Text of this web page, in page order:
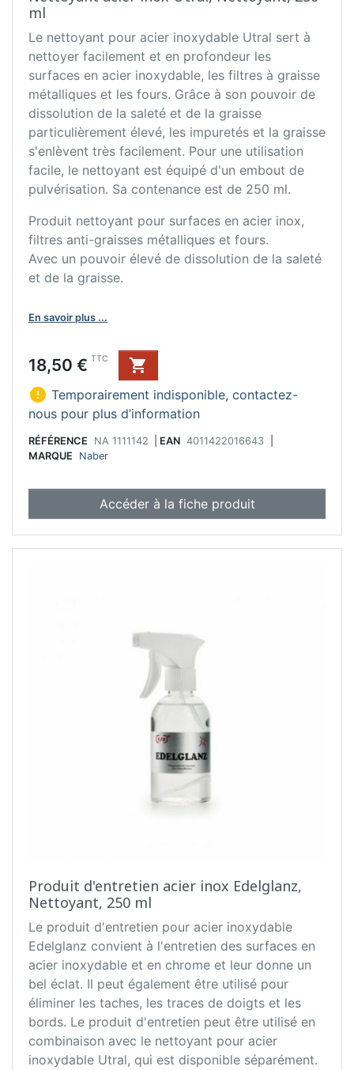
ml
Le nettoyant pour acier inoxydable Utral sert à
nettoyer facilement et en profondeur les
surfaces en acier inoxydable, les filtres à graisse
métalliques et les fours. Grâce à son pouvoir de
dissolution de la saleté et de la graisse
particulièrement élevé, les impuretés et la graisse
s'enlèvent très facilement. Pour une utilisation
facile, le nettoyant est équipé d'un embout de
pulvérisation. Sa contenance est de 250 ml.
Produit nettoyant pour surfaces en acier inox,
filtres anti-graisses métalliques et fours.
Avec un pouvoir élevé de dissolution de la saleté
et de la graisse.
En savoir plus ...
Prix
18,50 € TTC

 Temporairement indisponible, contactez-
nous pour plus d’information
RÉFÉRENCE NA 1111142 EAN 4011422016643
MARQUE
Naber
Accéder à la fiche produit
Produit d'entretien acier inox Edelglanz,
Nettoyant, 250 ml
Le produit d'entretien pour acier inoxydable
Edelglanz convient à l'entretien des surfaces en
acier inoxydable et en chrome et leur donne un
bel éclat. Il peut également être utilisé pour
éliminer les taches, les traces de doigts et les
bords. Le produit d'entretien peut être utilisé en
combinaison avec le nettoyant pour acier
inoxydable Utral, qui est disponible séparément.